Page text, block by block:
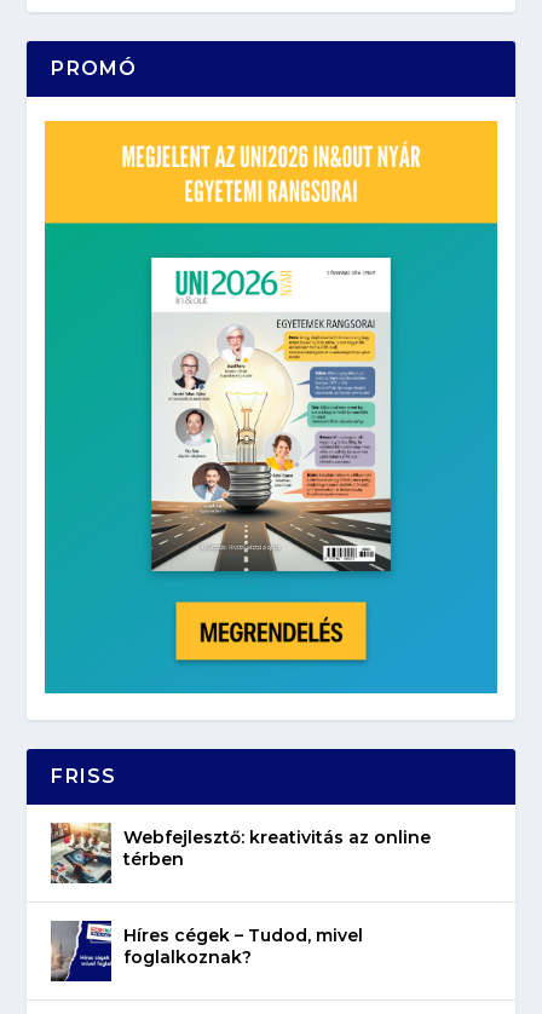
PROMÓ
FRISS
Webfejlesztő: kreativitás az online
térben
Híres cégek – Tudod, mivel
foglalkoznak?